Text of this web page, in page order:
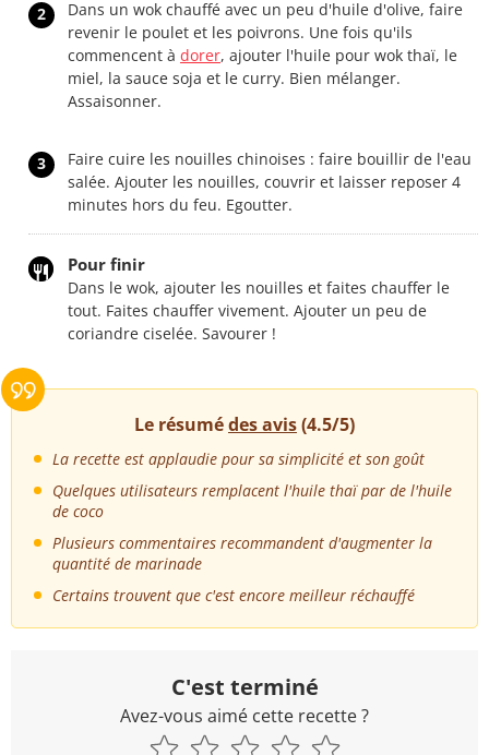
2
Dans un wok chauffé avec un peu d'huile d'olive, faire
revenir le poulet et les poivrons. Une fois qu'ils
commencent à dorer, ajouter l'huile pour wok thaï, le
miel, la sauce soja et le curry. Bien mélanger.
Assaisonner.
3
Faire cuire les nouilles chinoises : faire bouillir de l'eau
salée. Ajouter les nouilles, couvrir et laisser reposer 4
minutes hors du feu. Egoutter.
Pour finir
Dans le wok, ajouter les nouilles et faites chauffer le
tout. Faites chauffer vivement. Ajouter un peu de
coriandre ciselée. Savourer !
Le résumédes avis(4.5/5)
La recette est applaudie pour sa simplicité et son goût
Quelques utilisateurs remplacent l'huile thaï par de l'huile
de coco
Plusieurs commentaires recommandent d'augmenter la
quantité de marinade
Certains trouvent que c'est encore meilleur réchauffé
C'est terminé
Avez-vous aimé cette recette ?